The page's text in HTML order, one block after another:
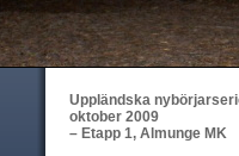
Uppländska
oktober 2009
– Etapp 1, Almunge MK